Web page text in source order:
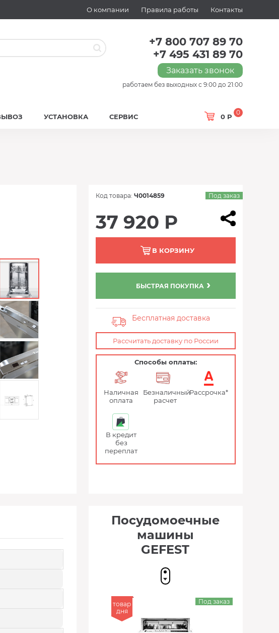
О компании Правила работы Контакты
+7 800 707 89 70
+7 495 431 89 70
Заказать звонок
работаем без выходных с 9:00 до 21:00
0 Р
0
УСТАНОВКА СЕРВИС
Код товара: Ч0014859 Под заказ
37 920 Р
В КОРЗИНУ
БЫСТРАЯ ПОКУПКА
Бесплатная доставка
Рассчитать доставку по России
Способы оплаты:
Наличная
оплата
Безналичный
расчет
Рассрочка*
В кредит
без
переплат
Посудомоечные
машины
GEFEST
товар
дня
Под заказ